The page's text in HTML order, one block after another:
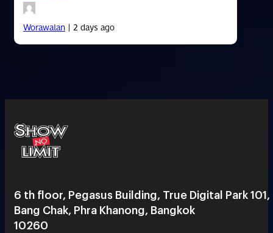
Worawalan| 2 days ago
6 th floor, Pegasus Building, True Digital Park 101,
Bang Chak, Phra Khanong, Bangkok
10260